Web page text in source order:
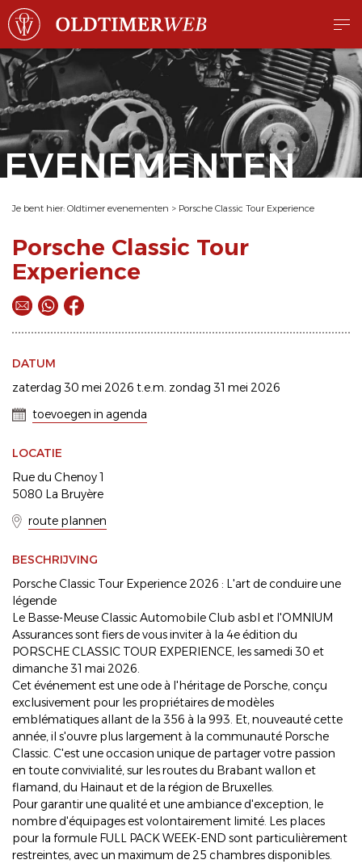
EVENEMENTEN
Je bent hier: Oldtimer evenementen > Porsche Classic Tour Experience
Porsche Classic Tour
Experience
DATUM
zaterdag 30 mei 2026 t.e.m. zondag 31 mei 2026
toevoegen in agenda
LOCATIE
Rue du Chenoy 1
5080 La Bruyère
route plannen
BESCHRIJVING
Porsche Classic Tour Experience 2026 : L'art de conduire une
légende
Le Basse-Meuse Classic Automobile Club asbl et l'OMNIUM
Assurances sont fiers de vous inviter à la 4e édition du
PORSCHE CLASSIC TOUR EXPERIENCE, les samedi 30 et
dimanche 31 mai 2026.
Cet événement est une ode à l'héritage de Porsche, conçu
exclusivement pour les propriétaires de modèles
emblématiques allant de la 356 à la 993. Et, nouveauté cette
année, il s'ouvre plus largement à la communauté Porsche
Classic. C'est une occasion unique de partager votre passion
en toute convivialité, sur les routes du Brabant wallon et
flamand, du Hainaut et de la région de Bruxelles.
Pour garantir une qualité et une ambiance d'exception, le
nombre d'équipages est volontairement limité. Les places
pour la formule FULL PACK WEEK-END sont particulièrement
restreintes, avec un maximum de 25 chambres disponibles.